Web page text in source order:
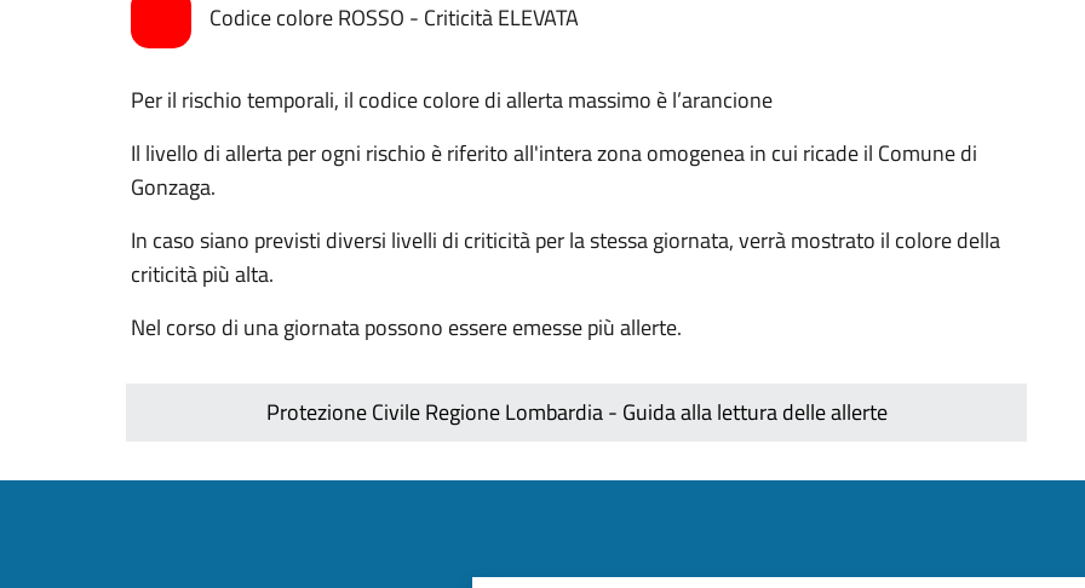
Codice colore ROSSO - Criticità ELEVATA
Per il rischio temporali, il codice colore di allerta massimo è l’arancione
Il livello di allerta per ogni rischio è riferito all'intera zona omogenea in cui ricade il Comune di
Gonzaga.
In caso siano previsti diversi livelli di criticità per la stessa giornata, verrà mostrato il colore della
criticità più alta.
Nel corso di una giornata possono essere emesse più allerte.
Protezione Civile Regione Lombardia - Guida alla lettura delle allerte